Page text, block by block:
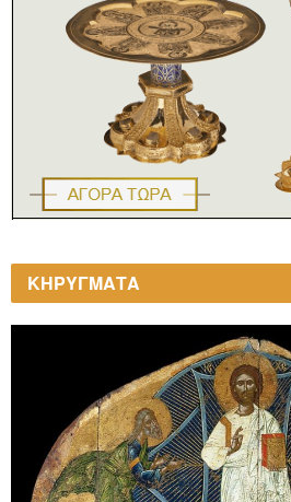
ΚΗΡΥΓΜΑΤΑ